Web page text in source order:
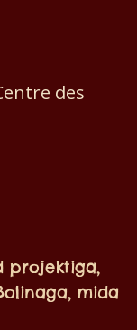
des
projektiga,
mida